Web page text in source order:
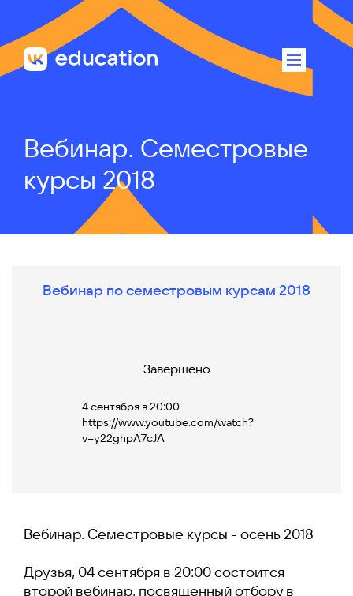
Вебинар. Семестровые
курсы 2018
Вебинар по семестровым курсам 2018
4 сентября в 20:00
https://www.youtube.com/watch?
v=y22ghpA7cJA
Завершено
Вебинар. Семестровые курсы - осень 2018
Друзья, 04 сентября в 20:00 состоится
второй вебинар, посвященный отбору в